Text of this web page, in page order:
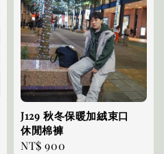
J129 秋冬保暖加絨束口
休閒棉褲
Regular
NT$ 900